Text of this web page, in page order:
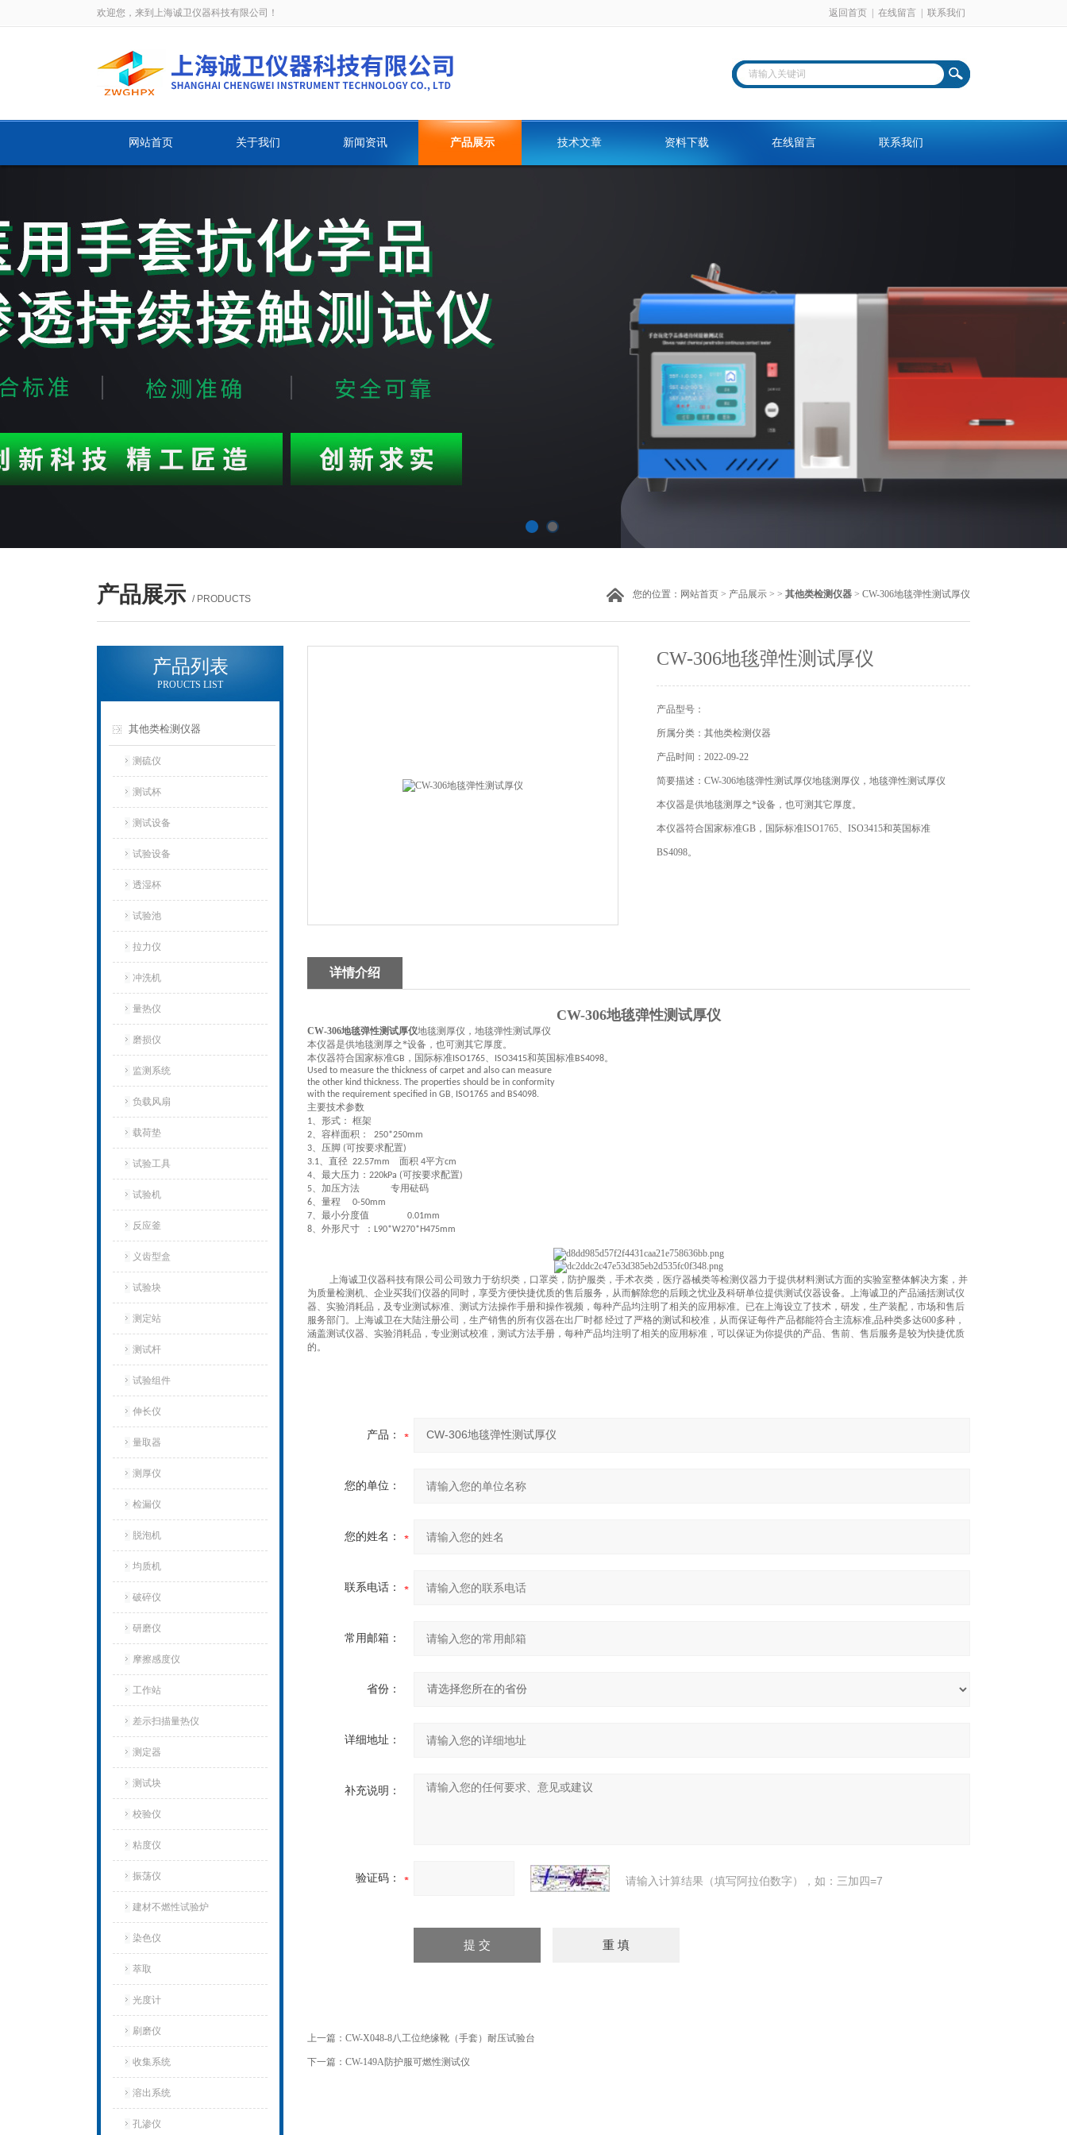
欢迎您，来到上海诚卫仪器科技有限公司！ 返回首页 在线留言 联系我们
网站首页 关于我们 新闻资讯 产品展示 技术文章 资料下载 在线留言 联系我们
产品展示 / PRODUCTS 您的位置： 网站首页 > 产品展示 > > 其他类检测仪器 > CW-306地毯弹性测试厚仪
产品列表
PROUCTS LIST
其他类检测仪器
测硫仪
测试杯
测试设备
试验设备
透湿杯
试验池
拉力仪
冲洗机
量热仪
磨损仪
监测系统
负载风扇
载荷垫
试验工具
试验机‌
反应釜
义齿型盒
试验块
测定站‌
测试杆
试验组件
伸长仪
量取器
测厚仪
检漏仪
脱泡机
均质机
破碎仪
研磨仪
摩擦感度仪
工作站
差示扫描量热仪
测定器
测试块
校验仪
粘度仪
振荡仪
建材不燃性试验炉
染色仪
萃取
光度计
刷磨仪
收集系统
溶出系统
孔渗仪
CW-306地毯弹性测试厚仪
产品型号：
所属分类：其他类检测仪器
产品时间：2022-09-22
简要描述：CW-306地毯弹性测试厚仪地毯测厚仪，地毯弹性测试厚仪
本仪器是供地毯测厚之*设备，也可测其它厚度。
本仪器符合国家标准GB，国际标准ISO1765、ISO3415和英国标准
BS4098。
详情介绍
CW-306地毯弹性测试厚仪
CW-306地毯弹性测试厚仪地毯测厚仪，地毯弹性测试厚仪
本仪器是供地毯测厚之*设备，也可测其它厚度。
本仪器符合国家标准GB ，国际标准 ISO1765、 ISO3415和英国标准BS4098。
Used to measure the thickness of carpet and also can measure
the other kind thickness. The properties should be in conformity
with the requirement specified in GB, ISO1765 and BS4098.
主要技术参数
1、形式 ： 框架
2、容样面积 ：
250*250mm
3、压脚 (可按要求配置)
3.1、直径 22.57mm 面积 4平方cm
4、 最大压力 ： 220kPa (可按要求配置)
5、加压方法 专用砝码
6、量程 0-50mm
7、 最小分度值 0.01mm
8、外形尺寸 ： L90*W270*H475mm
上海诚卫仪器科技有限公司公司致力于纺织类，口罩类，防护服类，手术衣类，医疗器械类等检测仪器力于提供材料测试方面的实验室整体解决方案，并
为质量检测机、企业买我们仪器的同时，享受方便快捷优质的售后服务，从而解除您的后顾之忧业及科研单位提供测试仪器设备。上海诚卫的产品涵括测试仪
器、实验消耗品，及专业测试标准、测试方法操作手册和操作视频，每种产品均注明了相关的应用标准。已在上海设立了技术，研发，生产装配，市场和售后
服务部门。上海诚卫在大陆注册公司，生产销售的所有仪器在出厂时都 经过了严格的测试和校准，从而保证每件产品都能符合主流标准,品种类多达600多种，
涵盖测试仪器、实验消耗品，专业测试校准，测试方法手册，每种产品均注明了相关的应用标准，可以保证为你提供的产品、售前、售后服务是较为快捷优质
的。
产品：
您的单位：
您的姓名：
联系电话：
常用邮箱：
省份：
详细地址：
补充说明：
验证码： 请输入计算结果（填写阿拉伯数字），如：三加四=7
上一篇： CW-X048-8八工位绝缘靴（手套）耐压试验台
下一篇： CW-149A防护服可燃性测试仪